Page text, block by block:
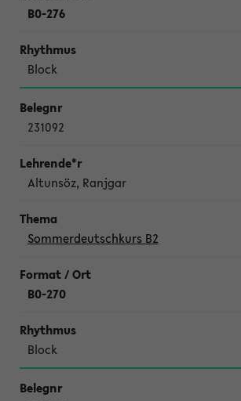
B0-276
Block
231092
Altunsöz, Ranjgar
Sommerdeutschkurs B2
B0-270
Block